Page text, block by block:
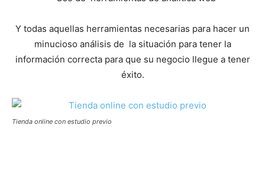
Y todas aquellas herramientas necesarias para hacer un
minucioso análisis de la situación para tener la
información correcta para que su negocio llegue a tener
éxito.
Tienda online con estudio previo